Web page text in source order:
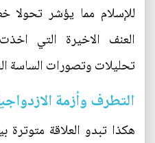
للإسلام مما يؤشر تحولا
العنف الاخيرة التي
تحليلات وتصورات الساسة
التطرف وأزمة
هكذا تبدو العلاقة متوترة